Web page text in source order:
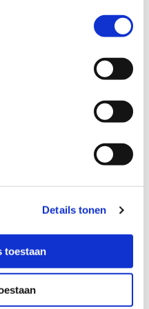
Details tonen
toestaan
tijdens
uw betalingen,
statusupdates en
ontvanger
uw ontvangers
met de klanten,
uw bedrijf. Om dit te
geen essentiële
het juiste bedrag